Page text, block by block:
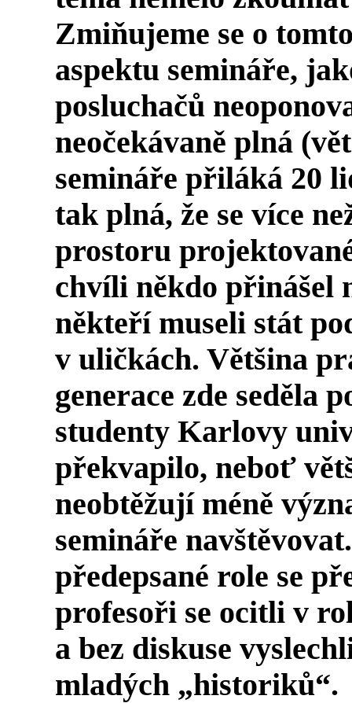
Zmiňujeme se o
aspektu semináře,
posluchačů
neočekávaně plná
semináře přiláká 20
tak plná, že se více
prostoru
chvíli někdo přinášel
někteří museli stát
v uličkách. Většina
generace zde seděla
studenty Karlovy
překvapilo, neboť
neobtěžují méně
semináře
předepsané role se
profesoři se ocitli v
a bez diskuse
mladých „historiků“.